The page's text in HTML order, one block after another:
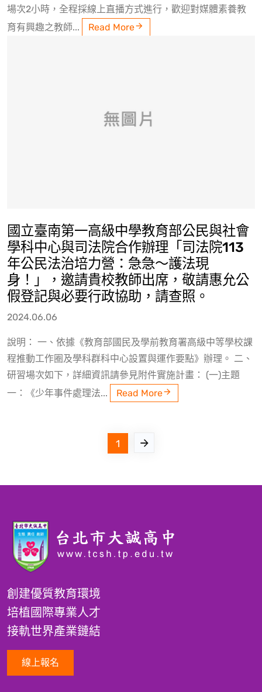
場次2小時，全程採線上直播方式進行，歡迎對媒體素養教
育有興趣之教師...
Read More
國立臺南第一高級中學教育部公民與社會
學科中心與司法院合作辦理「司法院113
年公民法治培力營：急急～護法現
身！」，邀請貴校教師出席，敬請惠允公
假登記與必要行政協助，請查照。
2024.06.06
說明： 一、依據《教育部國民及學前教育署高級中等學校課
程推動工作圈及學科群科中心設置與運作要點》辦理。 二、
研習場次如下，詳細資訊請參見附件實施計畫： (一)主題
一：《少年事件處理法...
Read More
1
創建優質教育環境
培植國際專業人才
接軌世界產業鏈結
線上報名